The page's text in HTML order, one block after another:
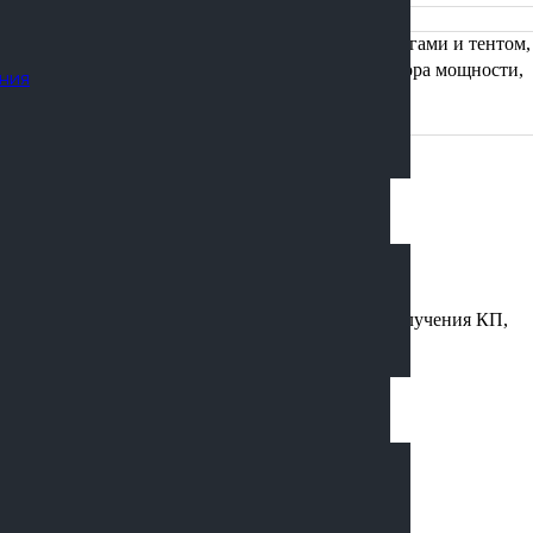
· Металлическая платформа с дугами и тентом,
· Коробка дополнительного отбора мощности,
оответствующей Вашим требованиям.
производства. Для отправки ТЗ и получения КП,